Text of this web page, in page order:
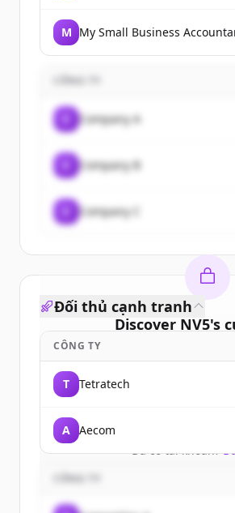
M My Small Business
Company A
Company B
Company C
Discover NV5's
Sign up for free to view all
New accounts include trial
Đã có tài khoản?
Đối thủ cạnh tranh
CÔNG TY
T Tetratech
A Aecom